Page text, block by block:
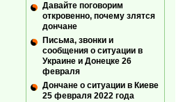
Давайте поговорим
откровенно, почему злятся
дончане
Письма, звонки и
сообщения о ситуации в
Украине и Донецке 26
февраля
Дончане о ситуации в Киеве
25 февраля 2022 года